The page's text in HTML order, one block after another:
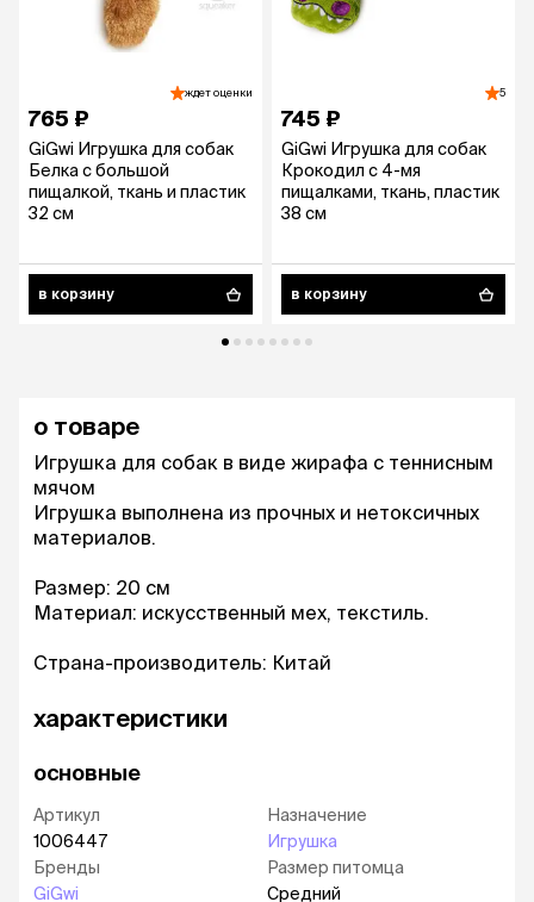
ждет оценки
765 ₽
GiGwi Игрушка для собак
Белка с большой
пищалкой, ткань и пластик
32 см
в корзину
5
745 ₽
GiGwi Игрушка для собак
Крокодил с 4-мя
пищалками, ткань, пластик
38 см
в корзину
о товаре
Игрушка для собак в виде жирафа с теннисным
мячом
Игрушка выполнена из прочных и нетоксичных
материалов.
Размер: 20 см
Материал: искусственный мех, текстиль.
Страна-производитель: Китай
характеристики
основные
Артикул
1006447
Бренды
GiGwi
Назначение
Игрушка
Размер питомца
Средний